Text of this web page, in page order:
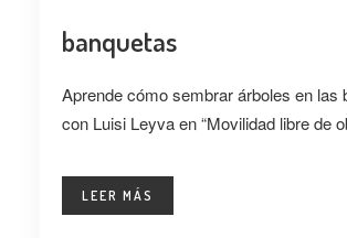
banquetas
Aprende cómo sembrar árboles en las
con Luisi Leyva en “Movilidad libre de
LEER MÁS